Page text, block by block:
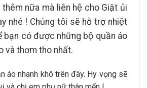
nữa mà liên hệ cho Giặt ủi
nhé ! Chúng tôi sẽ hỗ trợ nhiệt
bạn có được những bộ quần áo
và thơm tho nhất.
áo nhanh khô trên đây. Hy vọng sẽ